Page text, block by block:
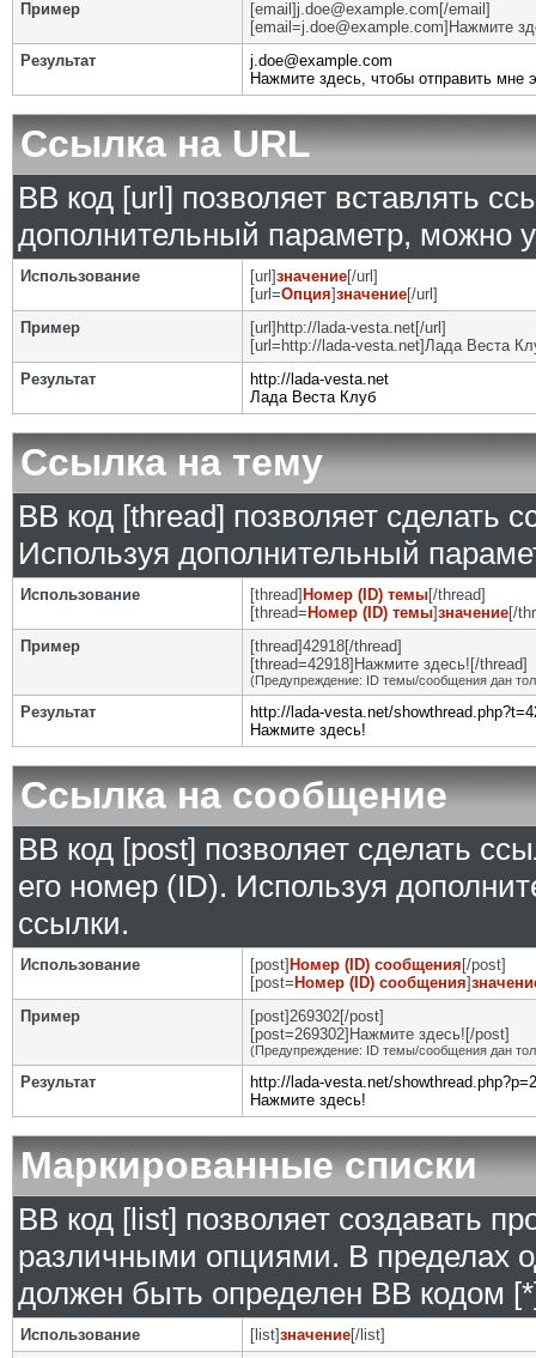
Пример
[email]j.doe@example.com[/email]
[email=j.doe@example.com]Нажмите
Результат
j.doe@example.com
Нажмите здесь, чтобы отправить мне
Ссылка на URL
BB код [url] позволяет вставлять
дополнительный параметр, можно
Использование [url]значение[/url]
[url=Опция]значение[/url]
Пример
[url]http://lada-vesta.net[/url]
[url=http://lada-vesta.net]Лада Веста
Результат
http://lada-vesta.net
Лада Веста Клуб
Ссылка на тему
BB код [thread] позволяет сделать
Используя дополнительный
Использование [thread] Номер (ID) темы[/thread]
[thread= Номер (ID) темы]значение[/
Пример
[thread]42918[/thread]
[thread=42918]Нажмите здесь![/thread]
(Предупреждение: ID темы/сообщения дан
Результат
http://lada-vesta.net/
Нажмите здесь!
Ссылка на сообщение
BB код [post] позволяет сделать
его номер (ID). Используя
ссылки.
Использование [post] Номер (ID) сообщения [/post]
[post= Номер (ID) сообщения]
Пример
[post]269302[/post]
[post=269302]Нажмите здесь![/post]
(Предупреждение: ID темы/сообщения дан
Результат
http://lada-vesta.net/
Нажмите здесь!
Маркированные списки
BB код [list] позволяет создавать
различными опциями. В пределах
должен быть определен BB кодом
Использование [list]значение[/list]